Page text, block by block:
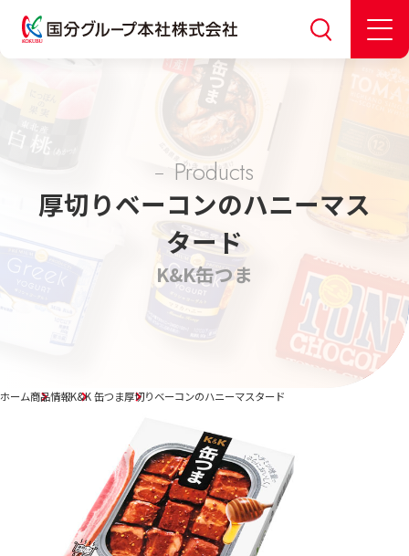
Products
厚切りベーコンのハニーマス
タード
K&K缶つま
ホーム商品情報K&K 缶つま厚切りベーコンのハニーマスタード